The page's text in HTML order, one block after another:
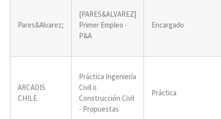
Pares&Alvarez;
[PARES&ALVAREZ]
Primer Empleo -
P&A
Encargado
ARCADIS
CHILE
Práctica Ingeniería
Civil o
Construcción Civil
- Propuestas
Práctica